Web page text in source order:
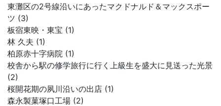
東灘区の2号線沿いにあったマクドナルド＆マックスポー
ツ (3)
板宿東映・東宝 (1)
林 久夫 (1)
柏原赤十字病院 (1)
校舎から駅の修学旅行に行く上級生を盛大に見送った光景
(2)
桜開花期の夙川沿いの出店 (1)
森永製菓塚口工場 (2)